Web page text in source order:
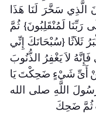
الَّذِي سَخَّرَ لَنَا هَذَا
رَبِّنَا لَمُنْقَلِبُونَ}‏ ثُمَّ
ثَلاَثًا {سُبْحَانَكَ إِنِّي
لاَ يَغْفِرُ الذُّنُوبَ
أَىِّ شَيْءٍ ضَحِكْتَ يَا
اللَّهِ صلى الله
ثُمَّ ضَحِكَ